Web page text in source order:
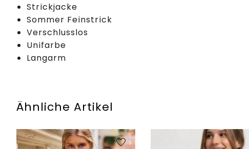
Strickjacke
Sommer Feinstrick
Verschlusslos
Unifarbe
Langarm
Ähnliche Artikel